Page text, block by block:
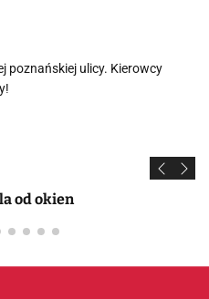
poznańskiej ulicy. Kierowcy
od okien